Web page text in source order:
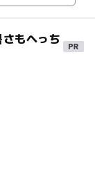
るはずです♪
もへっち